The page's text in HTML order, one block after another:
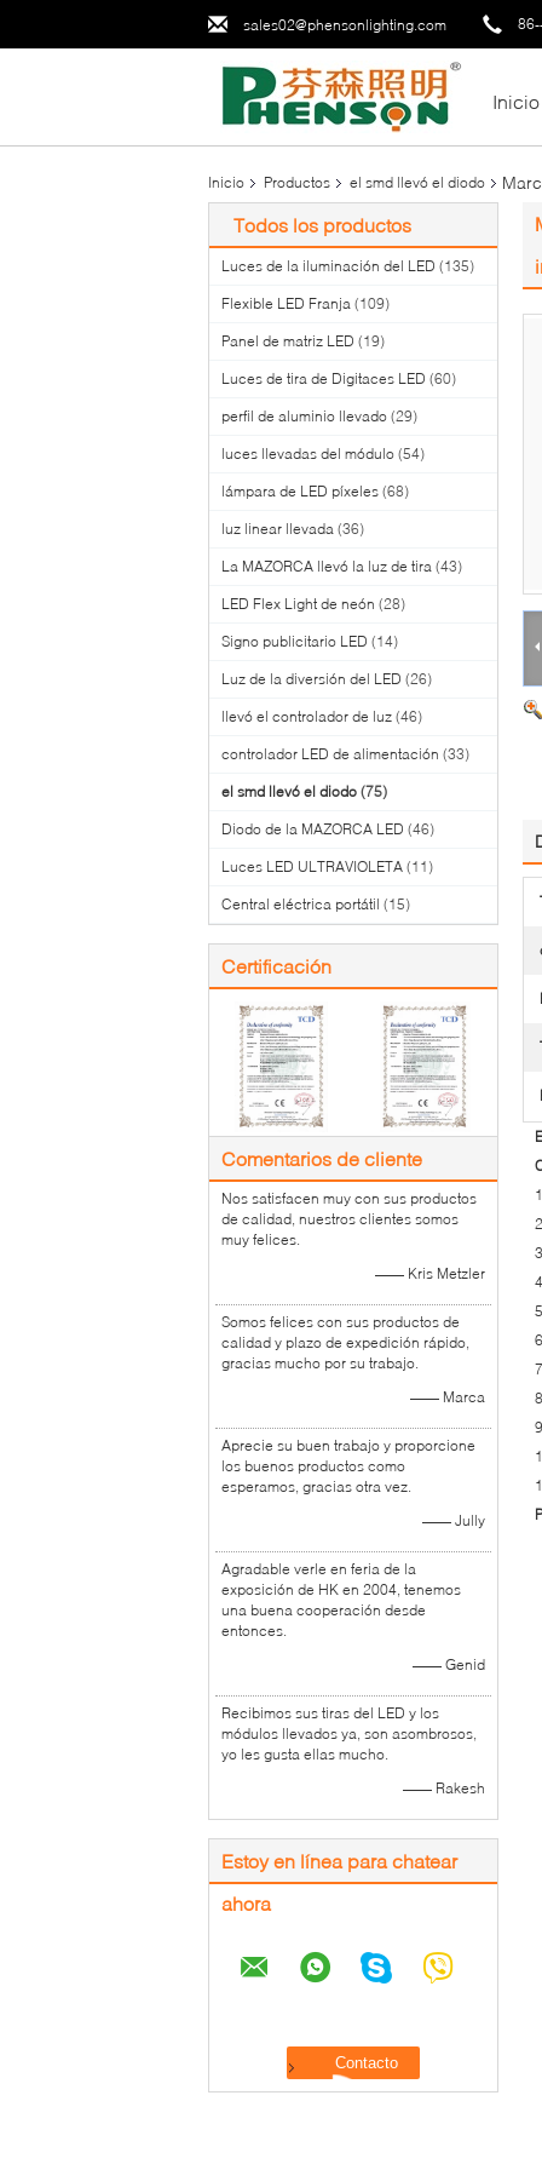
sales02@phensonlighting.com
Inicio
Inicio Productos el smd llevó el diodo
Todos los productos
Luces de la iluminación del LED (135)
Flexible LED Franja (109)
Panel de matriz LED (19)
Luces de tira de Digitaces LED (60)
perfil de aluminio llevado (29)
luces llevadas del módulo (54)
lámpara de LED píxeles (68)
luz linear llevada (36)
La MAZORCA llevó la luz de tira (43)
LED Flex Light de neón (28)
Signo publicitario LED (14)
Luz de la diversión del LED (26)
llevó el controlador de luz (46)
controlador LED de alimentación (33)
el smd llevó el diodo (75)
Diodo de la MAZORCA LED (46)
Luces LED ULTRAVIOLETA (11)
Central eléctrica portátil (15)
Certificación
Comentarios de cliente
Nos satisfacen muy con sus productos
de calidad, nuestros clientes somos
muy felices.
—— Kris Metzler
Somos felices con sus productos de
calidad y plazo de expedición rápido,
gracias mucho por su trabajo.
—— Marca
Aprecie su buen trabajo y proporcione
los buenos productos como
esperamos, gracias otra vez.
—— Jully
Agradable verle en feria de la
exposición de HK en 2004, tenemos
una buena cooperación desde
entonces.
—— Genid
Recibimos sus tiras del LED y los
módulos llevados ya, son asombrosos,
yo les gusta ellas mucho.
—— Rakesh
Estoy en línea para chatear
ahora